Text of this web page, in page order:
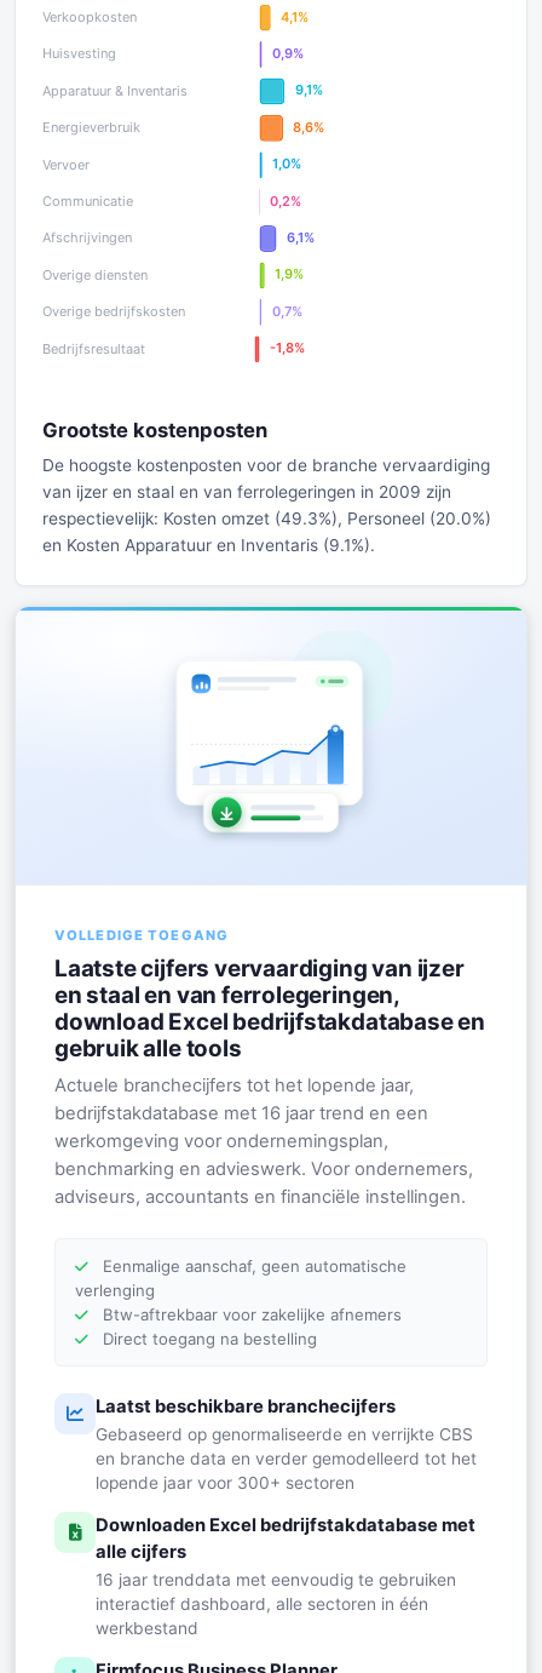
Grootste kostenposten
De hoogste kostenposten voor de branche vervaardiging
van ijzer en staal en van ferrolegeringen in 2009 zijn
respectievelijk: Kosten omzet (49.3%), Personeel (20.0%)
en Kosten Apparatuur en Inventaris (9.1%).
VOLLEDIGE TOEGANG
Laatste cijfers vervaardiging van ijzer
en staal en van ferrolegeringen,
download Excel bedrijfstakdatabase en
gebruik alle tools
Actuele branchecijfers tot het lopende jaar,
bedrijfstakdatabase met 16 jaar trend en een
werkomgeving voor ondernemingsplan,
benchmarking en advieswerk. Voor ondernemers,
adviseurs, accountants en financiële instellingen.
Eenmalige aanschaf, geen automatische
verlenging
Btw-aftrekbaar voor zakelijke afnemers
Direct toegang na bestelling
Laatst beschikbare branchecijfers
Gebaseerd op genormaliseerde en verrijkte CBS
en branche data en verder gemodelleerd tot het
lopende jaar voor 300+ sectoren
Downloaden Excel bedrijfstakdatabase met
alle cijfers
16 jaar trenddata met eenvoudig te gebruiken
interactief dashboard, alle sectoren in één
werkbestand